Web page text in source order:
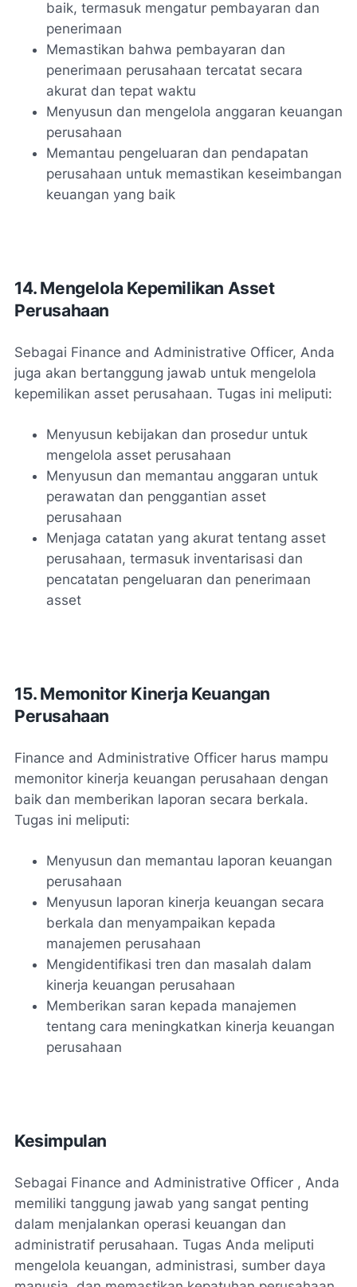
baik, termasuk mengatur pembayaran dan
penerimaan
Memastikan bahwa pembayaran dan
penerimaan perusahaan tercatat secara
akurat dan tepat waktu
Menyusun dan mengelola anggaran keuangan
perusahaan
Memantau pengeluaran dan pendapatan
perusahaan untuk memastikan keseimbangan
keuangan yang baik
14. Mengelola Kepemilikan Asset
Perusahaan
Sebagai Finance and Administrative Officer, Anda
juga akan bertanggung jawab untuk mengelola
kepemilikan asset perusahaan. Tugas ini meliputi:
Menyusun kebijakan dan prosedur untuk
mengelola asset perusahaan
Menyusun dan memantau anggaran untuk
perawatan dan penggantian asset
perusahaan
Menjaga catatan yang akurat tentang asset
perusahaan, termasuk inventarisasi dan
pencatatan pengeluaran dan penerimaan
asset
15. Memonitor Kinerja Keuangan
Perusahaan
Finance and Administrative Officer harus mampu
memonitor kinerja keuangan perusahaan dengan
baik dan memberikan laporan secara berkala.
Tugas ini meliputi:
Menyusun dan memantau laporan keuangan
perusahaan
Menyusun laporan kinerja keuangan secara
berkala dan menyampaikan kepada
manajemen perusahaan
Mengidentifikasi tren dan masalah dalam
kinerja keuangan perusahaan
Memberikan saran kepada manajemen
tentang cara meningkatkan kinerja keuangan
perusahaan
Kesimpulan
Sebagai Finance and Administrative Officer , Anda
memiliki tanggung jawab yang sangat penting
dalam menjalankan operasi keuangan dan
administratif perusahaan. Tugas Anda meliputi
mengelola keuangan, administrasi, sumber daya